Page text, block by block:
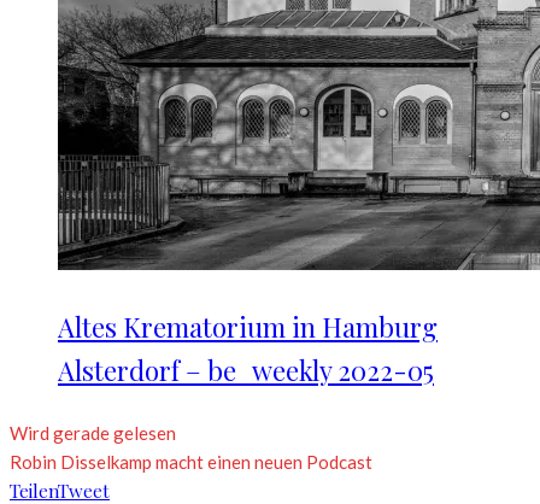
Altes Krematorium in Hamburg
Alsterdorf – be_weekly 2022-05
Wird gerade gelesen
Robin Disselkamp macht einen neuen Podcast
TeilenTweet